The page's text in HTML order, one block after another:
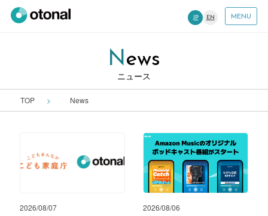
JP EN MENU
News
ニュース
TOP News
2026/08/07 2026/08/06